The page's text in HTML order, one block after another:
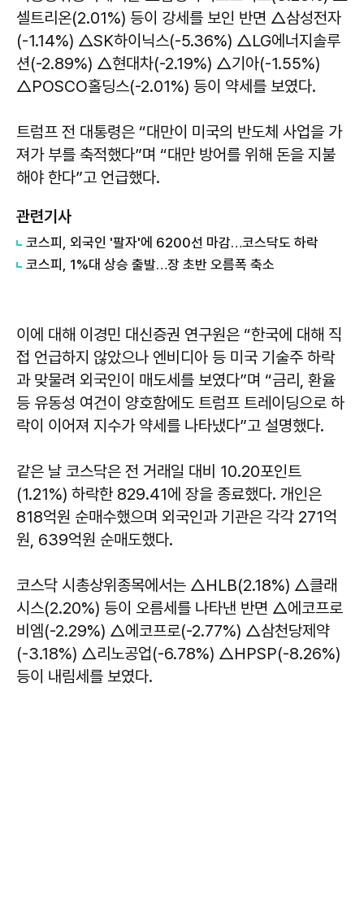
셀트리온(2.01%) 등이 강세를 보인 반면 △삼성전자
(-1.14%) △SK하이닉스(-5.36%) △LG에너지솔루
션(-2.89%) △현대차(-2.19%) △기아(-1.55%)
△POSCO홀딩스(-2.01%) 등이 약세를 보였다.
트럼프 전 대통령은 “대만이 미국의 반도체 사업을 가
져가 부를 축적했다”며 “대만 방어를 위해 돈을 지불
해야 한다”고 언급했다.
관련기사
코스피, 외국인 '팔자'에 6200선 마감…코스닥도 하락
코스피, 1%대 상승 출발…장 초반 오름폭 축소
이에 대해 이경민 대신증권 연구원은 “한국에 대해 직
접 언급하지 않았으나 엔비디아 등 미국 기술주 하락
과 맞물려 외국인이 매도세를 보였다”며 “금리, 환율
등 유동성 여건이 양호함에도 트럼프 트레이딩으로 하
락이 이어져 지수가 약세를 나타냈다”고 설명했다.
같은 날 코스닥은 전 거래일 대비 10.20포인트
(1.21%) 하락한 829.41에 장을 종료했다. 개인은
818억원 순매수했으며 외국인과 기관은 각각 271억
원, 639억원 순매도했다.
코스닥 시총상위종목에서는 △HLB(2.18%) △클래
시스(2.20%) 등이 오름세를 나타낸 반면 △에코프로
비엠(-2.29%) △에코프로(-2.77%) △삼천당제약
(-3.18%) △리노공업(-6.78%) △HPSP(-8.26%)
등이 내림세를 보였다.